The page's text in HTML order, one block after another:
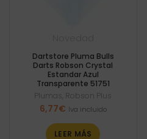
Dartstore Pluma Bulls
Darts Robson Crystal
Estandar Azul
Transparente 51751
Plumas Robson Plus
6,77€ Iva incluido
LEER MÁS